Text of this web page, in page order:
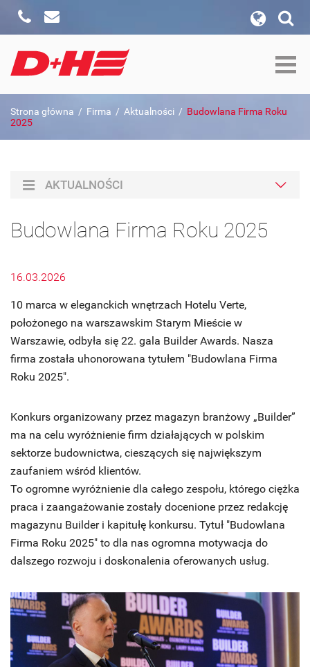
Formularz wyszukiwania
wyszukiwanie w witrynie
Szukaj
Strona główna / Firma / Aktualności / Budowlana Firma Roku
2025
AKTUALNOŚCI
Budowlana Firma Roku 2025
16.03.2026
10 marca w eleganckich wnętrzach Hotelu Verte,
położonego na warszawskim Starym Mieście w
Warszawie, odbyła się 22. gala Builder Awards. Nasza
firma została uhonorowana tytułem "Budowlana Firma
Roku 2025".
Konkurs organizowany przez magazyn branżowy „Builder”
ma na celu wyróżnienie firm działających w polskim
sektorze budownictwa, cieszących się największym
zaufaniem wśród klientów.
To ogromne wyróżnienie dla całego zespołu, którego ciężka
praca i zaangażowanie zostały docenione przez redakcję
magazynu Builder i kapitułę konkursu. Tytuł "Budowlana
Firma Roku 2025" to dla nas ogromna motywacja do
dalszego rozwoju i doskonalenia oferowanych usług.